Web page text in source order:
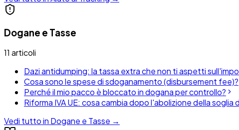
Dogane e Tasse
11 articoli
Dazi antidumping: la tassa extra che non ti aspetti
Cosa sono le spese di sdoganamento (disbursement fee)?
Perché il mio pacco è bloccato in dogana per controllo?
Riforma IVA UE: cosa cambia dopo l'abolizione della soglia
Vedi tutto in Dogane e Tasse →